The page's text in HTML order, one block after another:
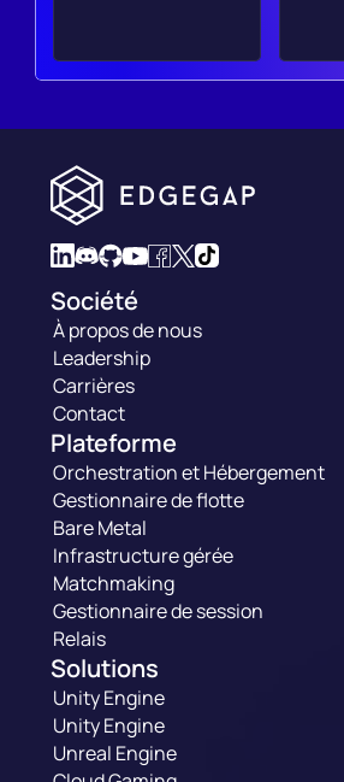
Société
À propos de nous
Leadership
Carrières
Contact
Plateforme
Orchestration et Hébergement
Gestionnaire de flotte
Bare Metal
Infrastructure gérée
Matchmaking
Gestionnaire de session
Relais
Solutions
Unity Engine
Unity Engine
Unreal Engine